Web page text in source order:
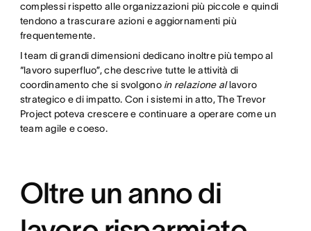
complessi rispetto alle organizzazioni più piccole e quindi
tendono a trascurare azioni e aggiornamenti più
frequentemente.
I team di grandi dimensioni dedicano inoltre più tempo al
“lavoro superfluo”, che descrive tutte le attività di
coordinamento che si svolgono in relazione allavoro
strategico e di impatto. Con i sistemi in atto, The Trevor
Project poteva crescere e continuare a operare come un
team agile e coeso.
Oltre un anno di